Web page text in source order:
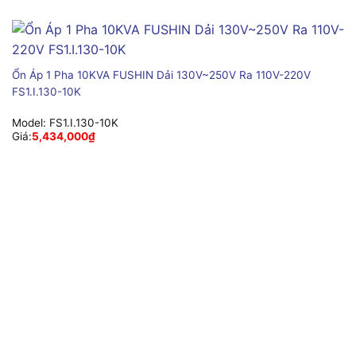
Ổn Áp 1 Pha 10KVA FUSHIN Dải 130V~250V Ra 110V-220V
FS1.I.130-10K
Model: FS1.I.130-10K
Giá:5,434,000₫